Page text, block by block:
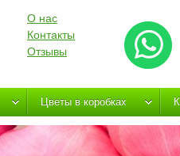
О нас
Контакты
Отзывы
Цветы в коробках